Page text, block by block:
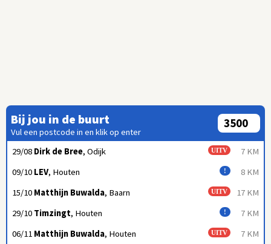
Bij jou in de buurt
Vul een postcode in en klik op enter
7 KM
UITV
29/08 Dirk de Bree, Odijk
8 KM
!
09/10 LEV, Houten
17 KM
UITV
15/10 Matthijn Buwalda, Baarn
7 KM
!
29/10 Timzingt, Houten
7 KM
UITV
06/11 Matthijn Buwalda, Houten